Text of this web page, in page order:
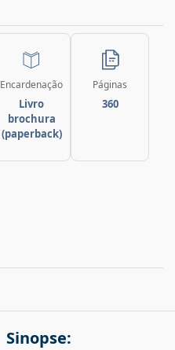
Encardenação
Livro
brochura
(paperback)
Páginas
360
Sinopse: